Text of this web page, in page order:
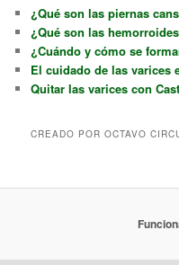
¿Qué son las piernas
¿Qué son las
¿Cuándo y cómo se
El cuidado de las varices
Quitar las varices con
CREADO POR OCTAVO